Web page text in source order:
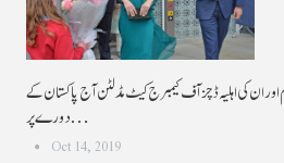
اور ان کی اہلیہ ڈچز آف کیمبرج کیٹ مڈلٹن آج پاکستان کے
دورے پر…
Oct 14, 2019